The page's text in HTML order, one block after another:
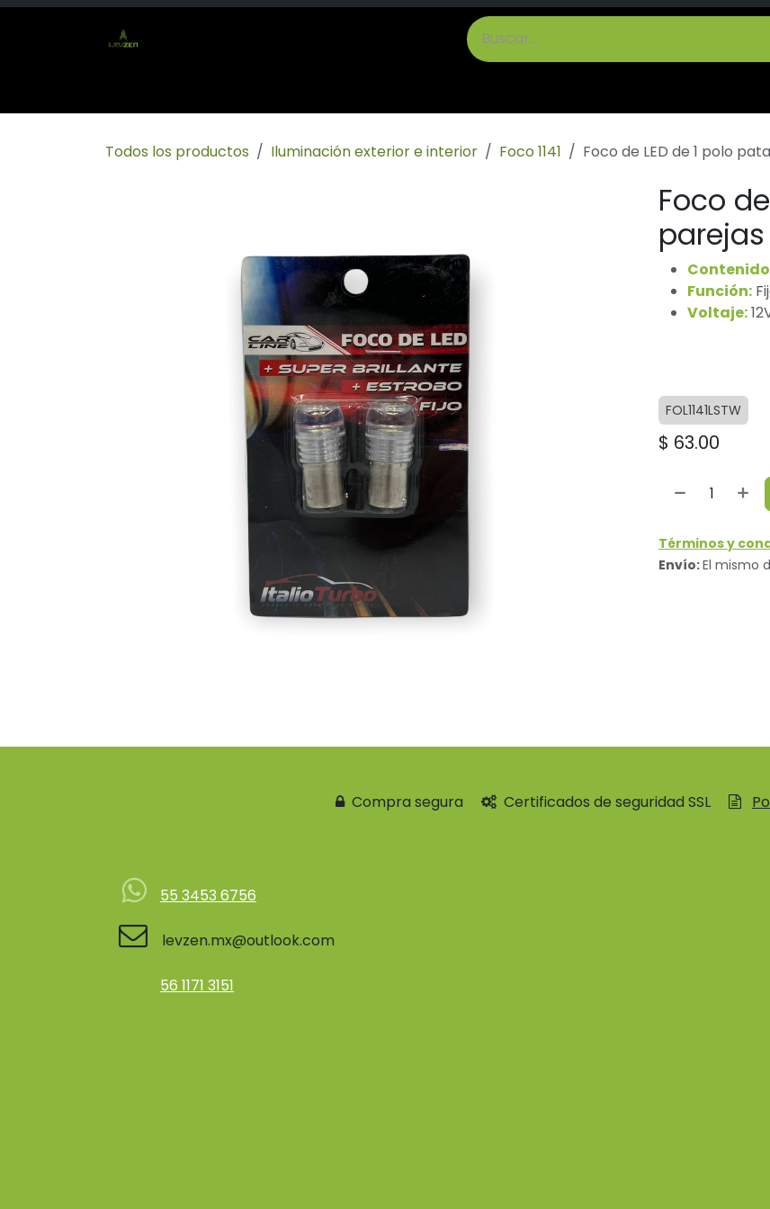
Ir al contenido
Todos los productos Iluminación exterior e interior Foco 1141 Foco de LED de 1 polo
Foco
parejas
Función:
Voltaje:
FOL1141LSTW
$ 63.00
Términos y
Envío:El mismo
Compra segura Certificados de seguridad SSL
55 3453 6756
levzen.mx@outlook.com
56 1171 3151